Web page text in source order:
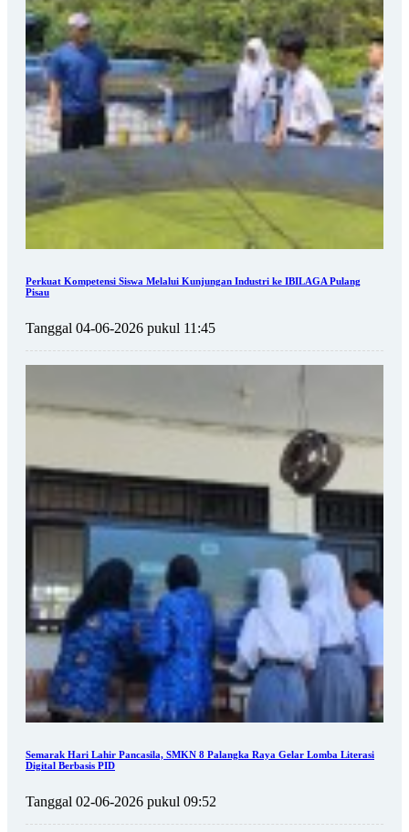
Perkuat Kompetensi Siswa Melalui Kunjungan Industri ke IBILAGA Pulang
Pisau
Tanggal 04-06-2026 pukul 11:45
Semarak Hari Lahir Pancasila, SMKN 8 Palangka Raya Gelar Lomba Literasi
Digital Berbasis PID
Tanggal 02-06-2026 pukul 09:52